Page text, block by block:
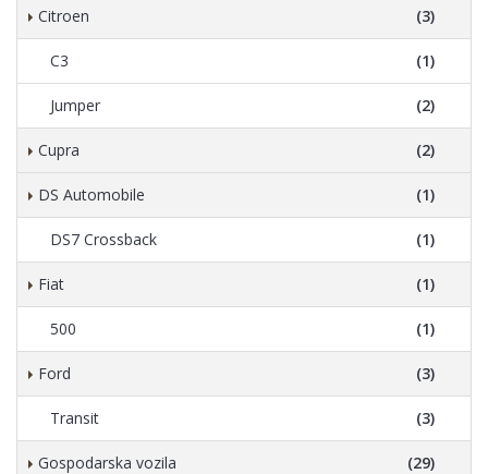
Citroen (3)
C3 (1)
Jumper (2)
Cupra (2)
DS Automobile (1)
DS7 Crossback (1)
Fiat (1)
500 (1)
Ford (3)
Transit (3)
Gospodarska vozila (29)